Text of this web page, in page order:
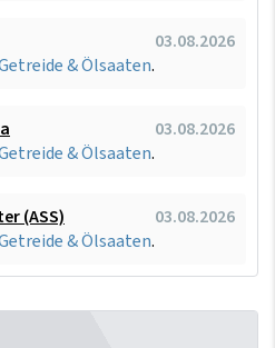
03.08.2026
& Ölsaaten.
03.08.2026
& Ölsaaten.
(ASS)
03.08.2026
& Ölsaaten.